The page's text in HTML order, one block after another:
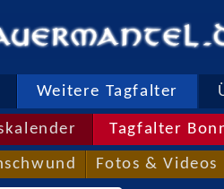
Weitere Tagfalter
Tagfalter
Fotos & Videos